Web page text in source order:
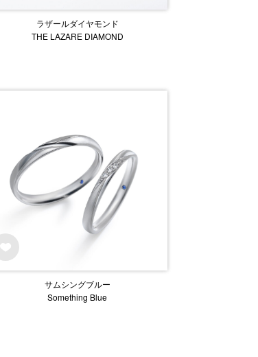
ラザールダイヤモンド
THE LAZARE DIAMOND
サムシングブルー
Something Blue